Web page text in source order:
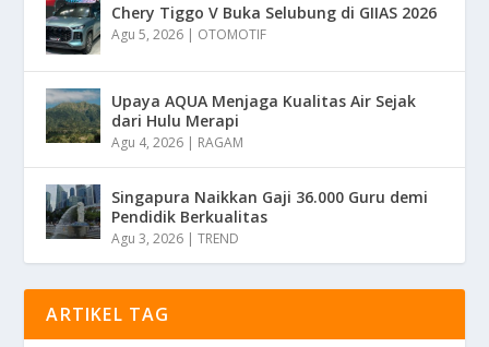
Chery Tiggo V Buka Selubung di GIIAS 2026
Agu 5, 2026 | OTOMOTIF
Upaya AQUA Menjaga Kualitas Air Sejak
dari Hulu Merapi
Agu 4, 2026 | RAGAM
Singapura Naikkan Gaji 36.000 Guru demi
Pendidik Berkualitas
Agu 3, 2026 |TREND
ARTIKEL TAG